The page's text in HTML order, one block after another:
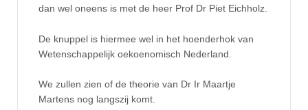
dan wel oneens is met de heer Prof Dr Piet Eichholz.
De knuppel is hiermee wel in het hoenderhok van
Wetenschappelijk oekoenomisch Nederland.
We zullen zien of de theorie van Dr Ir Maartje
Martens nog langszij komt.